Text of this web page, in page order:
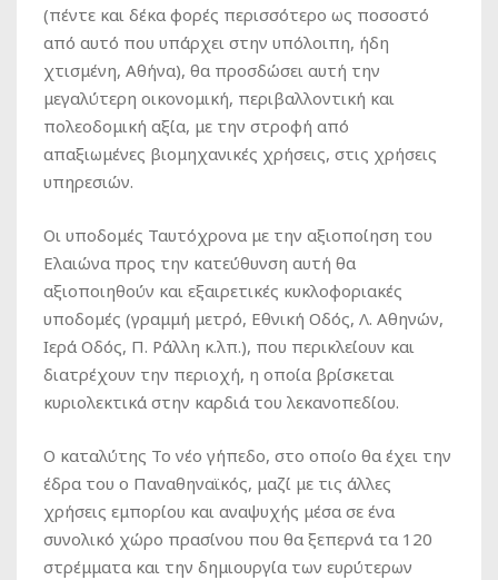
(πέντε και δέκα φορές περισσότερο ως ποσοστό
από αυτό που υπάρχει στην υπόλοιπη, ήδη
χτισμένη, Αθήνα), θα προσδώσει αυτή την
μεγαλύτερη οικονομική, περιβαλλοντική και
πολεοδομική αξία, με την στροφή από
απαξιωμένες βιομηχανικές χρήσεις, στις χρήσεις
υπηρεσιών.
Οι υποδομές Ταυτόχρονα με την αξιοποίηση του
Ελαιώνα προς την κατεύθυνση αυτή θα
αξιοποιηθούν και εξαιρετικές κυκλοφοριακές
υποδομές (γραμμή μετρό, Εθνική Οδός, Λ. Αθηνών,
Ιερά Οδός, Π. Ράλλη κ.λπ.), που περικλείουν και
διατρέχουν την περιοχή, η οποία βρίσκεται
κυριολεκτικά στην καρδιά του λεκανοπεδίου.
Ο καταλύτης Το νέο γήπεδο, στο οποίο θα έχει την
έδρα του ο Παναθηναϊκός, μαζί με τις άλλες
χρήσεις εμπορίου και αναψυχής μέσα σε ένα
συνολικό χώρο πρασίνου που θα ξεπερνά τα 120
στρέμματα και την δημιουργία των ευρύτερων